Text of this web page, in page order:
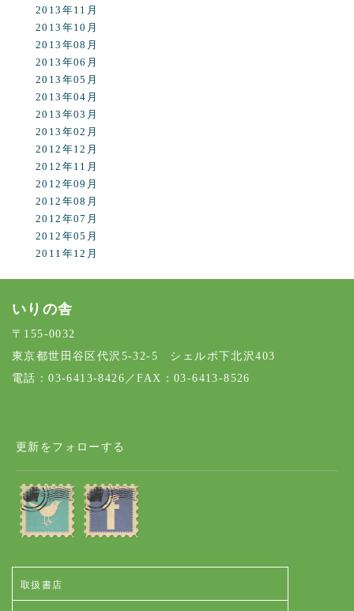
2013年11月
2013年10月
2013年08月
2013年06月
2013年05月
2013年04月
2013年03月
2013年02月
2012年12月
2012年11月
2012年09月
2012年08月
2012年07月
2012年05月
2011年12月
いりの舎
〒155-0032
東京都世田谷区代沢5-32-5 シェルボ下北沢403
電話：03-6413-8426／FAX：03-6413-8526
更新をフォローする
取扱書店